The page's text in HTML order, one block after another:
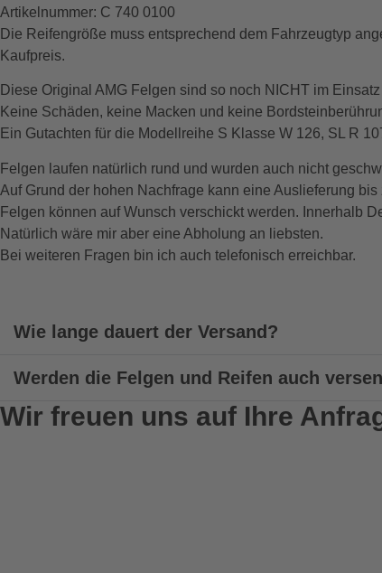
Artikelnummer: C 740 0100
Die Reifengröße muss entsprechend dem Fahrzeugtyp
Kaufpreis.
Diese Original AMG Felgen sind so noch NICHT im
Keine Schäden, keine Macken und keine
Ein Gutachten für die Modellreihe S Klasse W 126, SL R
Felgen laufen natürlich rund und wurden auch nicht
Auf Grund der hohen Nachfrage kann eine Auslieferung
Felgen können auf Wunsch verschickt werden. Innerhalb
Natürlich wäre mir aber eine Abholung an liebsten.
Bei weiteren Fragen bin ich auch telefonisch erreichbar.
Wie lange dauert der Versand?
Werden die Felgen und Reifen auch
Wir freuen uns auf Ihre